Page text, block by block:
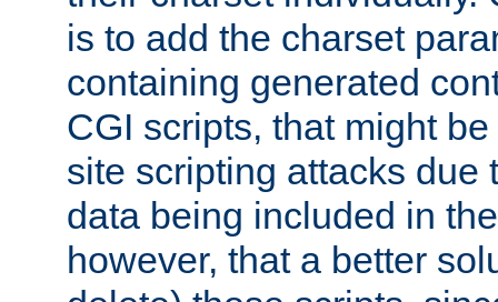
is to add the charset
containing generated
CGI scripts, that might
site scripting attacks due
data being included in
however, that a better